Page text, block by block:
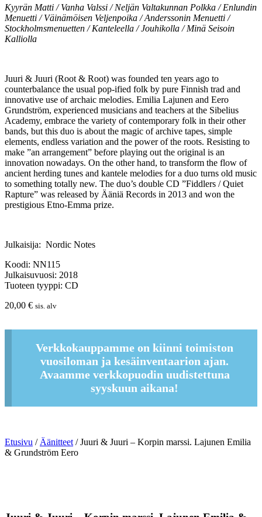
Kyyrän Matti / Vanha Valssi / Neljän Valtakunnan Polkka / Enlundin
Menuetti / Väinämöisen Veljenpoika / Anderssonin Menuetti /
Stockholmsmenuetten / Kanteleella / Jouhikolla / Minä Seisoin
Kalliolla
Juuri & Juuri (Root & Root) was founded ten years ago to
counterbalance the usual pop-ified folk by pure Finnish trad and
innovative use of archaic melodies. Emilia Lajunen and Eero
Grundström, experienced musicians and teachers at the Sibelius
Academy, embrace the variety of contemporary folk in their other
bands, but this duo is about the magic of archive tapes, simple
elements, endless variation and the power of the roots. Resisting to
make ”an arrangement” before playing out the original is an
innovation nowadays. On the other hand, to transform the flow of
ancient herding tunes and kantele melodies for a duo turns old music
to something totally new. The duo’s double CD ”Fiddlers / Quiet
Rapture” was released by Ääniä Records in 2013 and won the
prestigious Etno-Emma prize.
Julkaisija: Nordic Notes
Koodi: NN115
Julkaisuvuosi: 2018
Tuoteen tyyppi: CD
20,00 € sis. alv
Verkkokauppamme on kiinni toimiston
vuosiloman ja kesäinventaarion ajan.
Avaamme verkkopuodin uudistettuna
syyskuun aikana!
Etusivu /Äänitteet/ Juuri & Juuri – Korpin marssi. Lajunen Emilia
& Grundström Eero